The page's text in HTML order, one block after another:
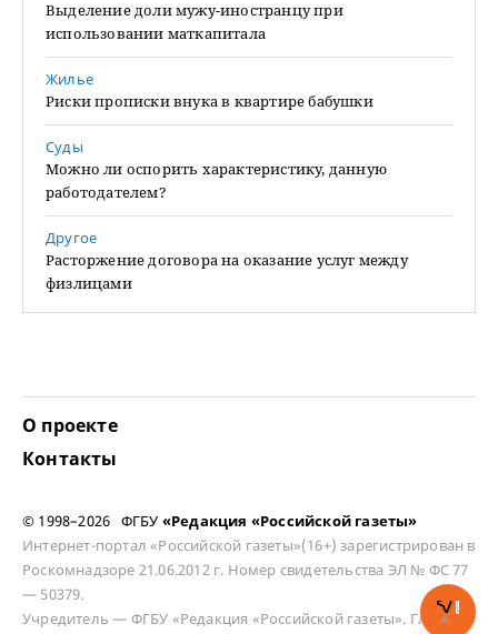
Выделение доли мужу-иностранцу при
использовании маткапитала
Жилье
Риски прописки внука в квартире бабушки
Суды
Можно ли оспорить характеристику, данную
работодателем?
Другое
Расторжение договора на оказание услуг между
физлицами
О проекте
Контакты
© 1998–2026 ФГБУ «Редакция «Российской газеты»
Интернет-портал «Российской газеты»(16+) зарегистрирован в
Роскомнадзоре 21.06.2012 г. Номер свидетельства ЭЛ № ФС 77
— 50379.
Учредитель — ФГБУ «Редакция «Российской газеты». Главный